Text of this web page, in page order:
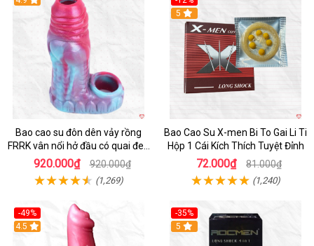
Bao cao su đôn dên vảy rồng
FRRK vân nổi hở đầu có quai đeo
bìu cao cấp
920.000₫ 920.000₫
(1,269)
Hot
5
Bao Cao Su X-men Bi To Gai Li Ti
Hộp 1 Cái Kích Thích Tuyệt Đỉnh
72.000₫ 81.000₫
(1,240)
-49%
4.5
-35%
5